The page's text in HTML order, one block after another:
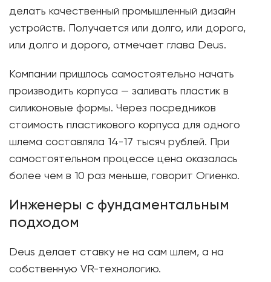
делать качественный промышленный дизайн
устройств. Получается или долго, или дорого,
или долго и дорого, отмечает глава Deus.
Компании пришлось самостоятельно начать
производить корпуса — заливать пластик в
силиконовые формы. Через посредников
стоимость пластикового корпуса для одного
шлема составляла 14-17 тысяч рублей. При
самостоятельном процессе цена оказалась
более чем в 10 раз меньше, говорит Огиенко.
Инженеры с фундаментальным
подходом
Deus делает ставку не на сам шлем, а на
собственную VR-технологию.